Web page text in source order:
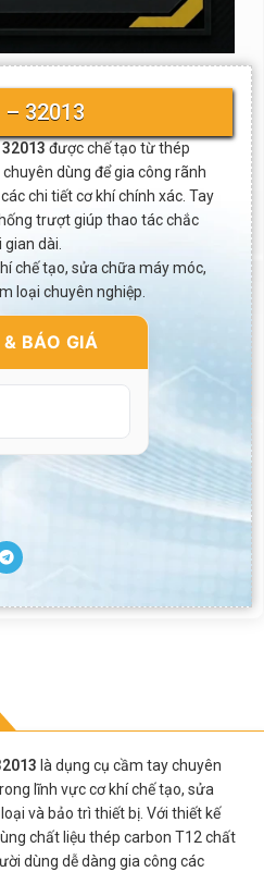
32013
được chế tạo từ thép
dùng để gia công rãnh
chi tiết cơ khí chính xác. Tay
trượt giúp thao tác chắc
dài.
chế tạo, sửa chữa máy móc,
loại chuyên nghiệp.
BÁO GIÁ
là dụng cụ cầm tay chuyên
lĩnh vực cơ khí chế tạo, sửa
và bảo trì thiết bị. Với thiết kế
chất liệu thép carbon T12 chất
dùng dễ dàng gia công các